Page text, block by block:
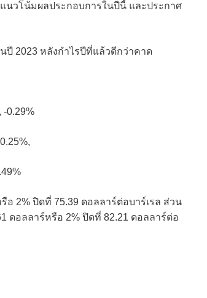
นวโน้มผลประกอบการในปีนี้ และประกาศ
ปี 2023 หลังกำไรปีที่แล้วดีกว่าคาด
0.29%
2% ปิดที่ 75.39 ดอลลาร์ต่อบาร์เรล ส่วน
ดอลลาร์หรือ 2% ปิดที่ 82.21 ดอลลาร์ต่อ